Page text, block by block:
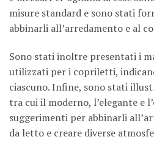
misure standard e sono stati
abbinarli all’arredamento e al
Sono stati inoltre presentati i
utilizzati per i copriletti,
ciascuno. Infine, sono stati
tra cui il moderno, l’elegante e
suggerimenti per abbinarli
da letto e creare diverse